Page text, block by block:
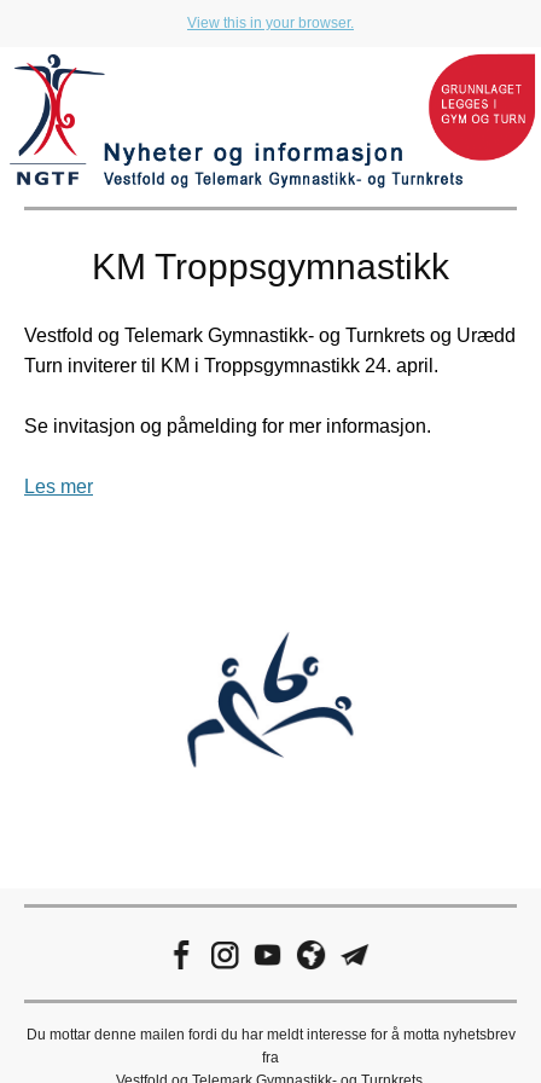
View this in your browser.
KM Troppsgymnastikk
Vestfold og Telemark Gymnastikk- og Turnkrets og Urædd
Turn inviterer til KM i Troppsgymnastikk 24. april.
Se invitasjon og påmelding for mer informasjon.
Les mer
Du mottar denne mailen fordi du har meldt interesse for å motta nyhetsbrev
fra